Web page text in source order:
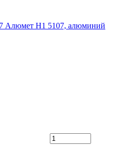
Алюмет H1 5107, алюминий